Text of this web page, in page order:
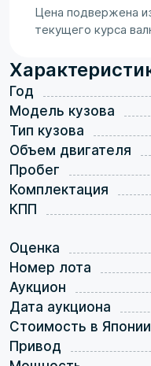
Год
Модель кузова
Тип кузова
Объем двигателя
Пробег
Комплектация
КПП
Оценка
Номер лота
Аукцион
Дата аукциона
Стоимость в Японии
Привод
Цена подвержена
текущего курса